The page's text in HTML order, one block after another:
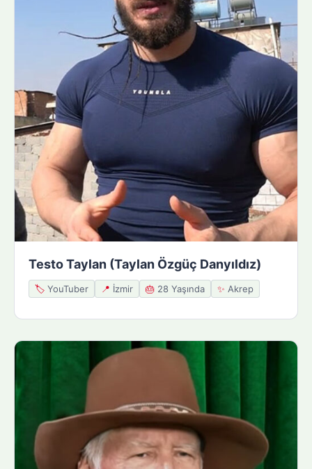
Testo Taylan (Taylan Özgüç Danyıldız)
🏷️ YouTuber 📍 İzmir 🎂 28 Yaşında ✨ Akrep